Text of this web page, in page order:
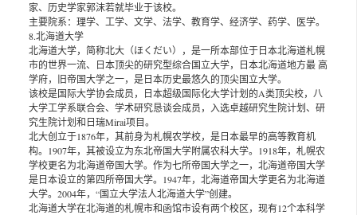
家、历史学家郭沫若就毕业于该校。
主要院系：理学、工学、文学、法学、教育学、经济学、药学、医学。
8.北海道大学
北海道大学，简称北大（ほくだい），是一所本部位于日本北海道札幌
市的世界一流、日本顶尖的研究型综合国立大学，日本北海道地方最 高
学府，旧帝国大学之一，是日本历史最悠久的顶尖国立大学。
该校是国际大学协会成员，日本超级国际化大学计划的A类顶尖校，八
大学工学系联合会、学术研究恳谈会成员，入选卓越研究生院计划、研
究生院计划和日瑞Mirai项目。
北大创立于1876年，其前身为札幌农学校，是日本最早的高等教育机
构。1907年，其被设立为东北帝国大学附属农科大学。1918年，札幌农
学校更名为北海道帝国大学。作为七所帝国大学之一，北海道帝国大学
是日本设立的第四所帝国大学。1947年，北海道帝国大学更名为北海道
大学。2004年，“国立大学法人北海道大学”创建。
北海道大学在北海道的札幌市和函馆市设有两个校区，现有12个本科学